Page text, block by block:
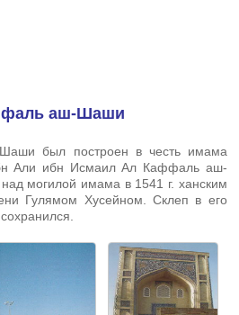
аш-Шаши
был построен в честь имама
Али ибн Исмаил Ал Каффаль аш-
могилой имама в 1541 г. ханским
Гулямом Хусейном. Склеп в его